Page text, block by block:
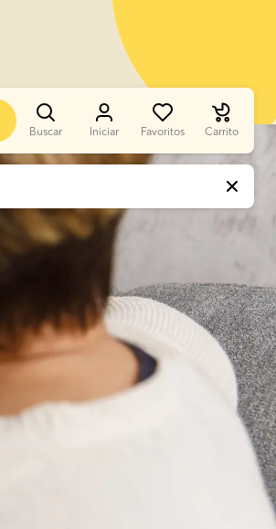
Buscar Iniciar Favoritos Carrito